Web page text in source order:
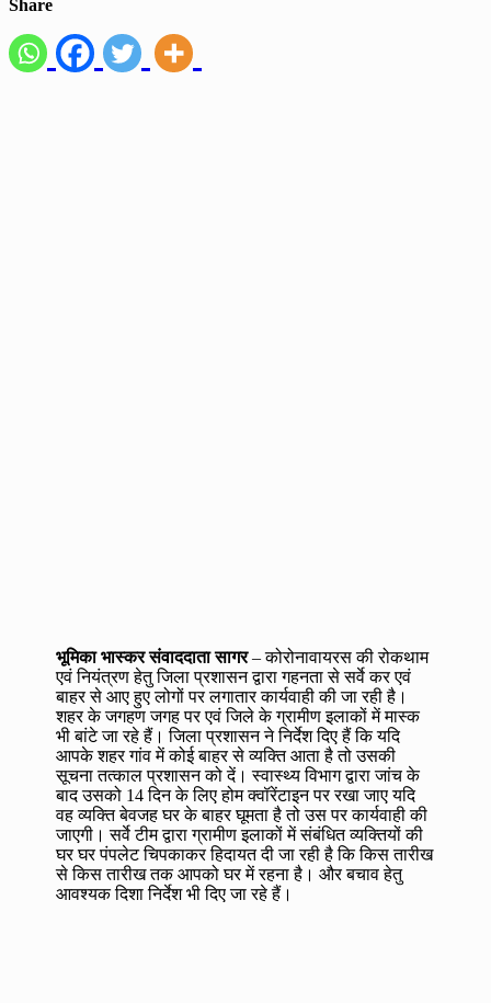
Share
भूमिका भास्कर संवाददाता सागर– कोरोनावायरस की रोकथाम
एवं नियंत्रण हेतु जिला प्रशासन द्वारा गहनता से सर्वे कर एवं
बाहर से आए हुए लोगों पर लगातार कार्यवाही की जा रही है।
शहर के जगहण जगह पर एवं जिले के ग्रामीण इलाकों में मास्क
भी बांटे जा रहे हैं। जिला प्रशासन ने निर्देश दिए हैं कि यदि
आपके शहर गांव में कोई बाहर से व्यक्ति आता है तो उसकी
सूचना तत्काल प्रशासन को दें। स्वास्थ्य विभाग द्वारा जांच के
बाद उसको 14 दिन के लिए होम क्वॉरेंटाइन पर रखा जाए यदि
वह व्यक्ति बेवजह घर के बाहर घूमता है तो उस पर कार्यवाही की
जाएगी। सर्वे टीम द्वारा ग्रामीण इलाकों में संबंधित व्यक्तियों की
घर घर पंपलेट चिपकाकर हिदायत दी जा रही है कि किस तारीख
से किस तारीख तक आपको घर में रहना है। और बचाव हेतु
आवश्यक दिशा निर्देश भी दिए जा रहे हैं।